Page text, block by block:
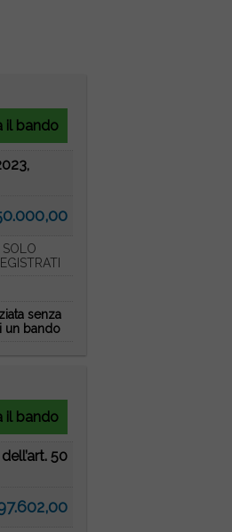
il bando
SOLO
senza
un bando
il bando
50